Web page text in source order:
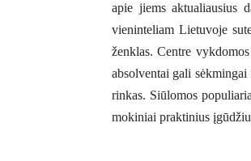
apie jiems aktualiausius
vieninteliam Lietuvoje
ženklas. Centre
absolventai gali
rinkas. Siūlomos
mokiniai praktinius